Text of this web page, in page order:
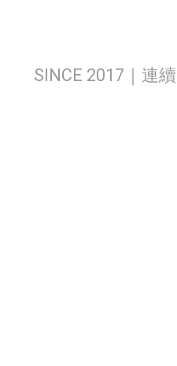
SINCE 2017｜連